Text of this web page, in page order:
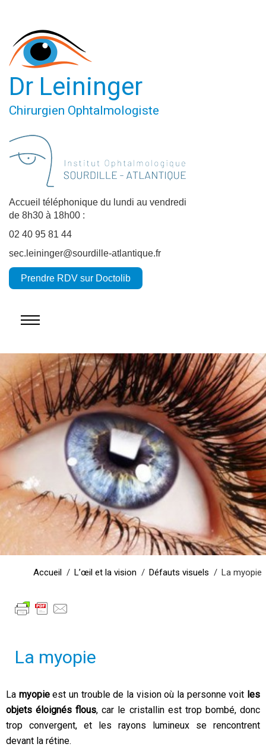
Dr Leininger
Chirurgien Ophtalmologiste
Accueil téléphonique du lundi au vendredi
de 8h30 à 18h00 :
02 40 95 81 44
sec.leininger@sourdille-atlantique.fr
Prendre RDV sur Doctolib
Accueil L’œil et la vision Défauts visuels La myopie
La myopie
La myopieest un trouble de la vision où la personne voit les
objets éloignés flous, car le cristallin est trop bombé, donc
trop convergent, et les rayons lumineux se rencontrent
devant la rétine.